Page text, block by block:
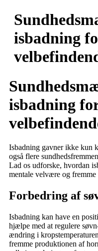
Videre
indhold
isbadning
isbadning
Isbadning gavner ikke kun
også flere
Lad os udforske, hvordan
mentale velvære og fremme
Forbedring af
Isbadning kan have en
hjælpe med at regulere
ændring i
fremme produktionen af